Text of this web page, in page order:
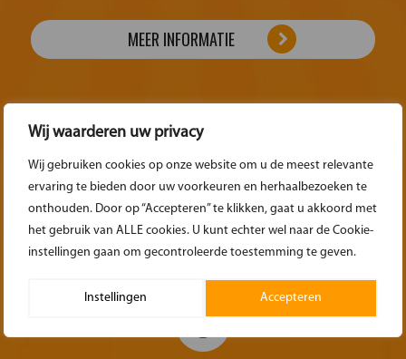
Wij waarderen uw privacy
Wij gebruiken cookies op onze website om u de meest relevante
ervaring te bieden door uw voorkeuren en herhaalbezoeken te
onthouden. Door op “Accepteren” te klikken, gaat u akkoord met
het gebruik van ALLE cookies. U kunt echter wel naar de Cookie-
instellingen gaan om gecontroleerde toestemming te geven.
Instellingen Accepteren
MEER INFORMATIE
DE BEZORGKOSTEN
Voor het door ons laten bezorgen van uw bestelling berekenen wij
€0,73 per gereden kilometer.